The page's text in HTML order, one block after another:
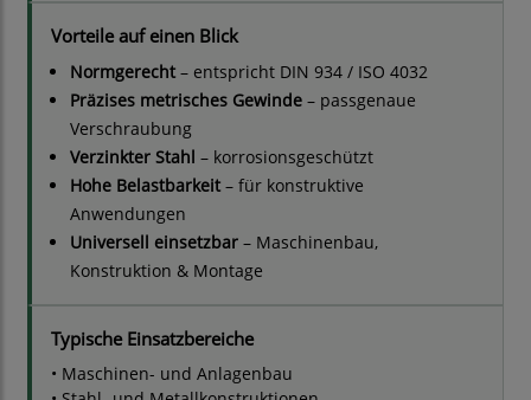
Vorteile auf einen Blick
Normgerecht – entspricht DIN 934 / ISO 4032
Präzises metrisches Gewinde – passgenaue
Verschraubung
Verzinkter Stahl – korrosionsgeschützt
Hohe Belastbarkeit – für konstruktive
Anwendungen
Universell einsetzbar – Maschinenbau,
Konstruktion & Montage
Typische Einsatzbereiche
• Maschinen- und Anlagenbau